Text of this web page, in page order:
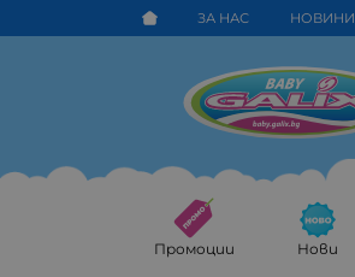
ЗА НАС НОВИНИ
Промоции Нови